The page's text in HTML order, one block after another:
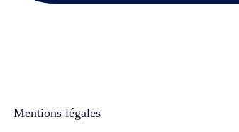
Mentions légales